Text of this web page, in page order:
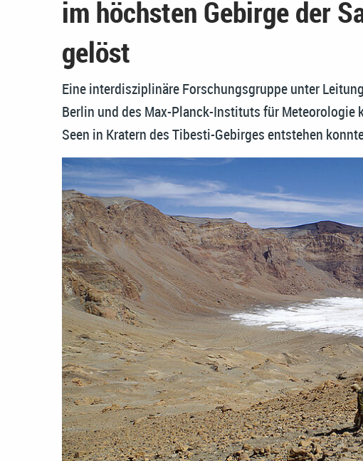
im höchsten Gebirge der
gelöst
Eine interdisziplinäre Forschungsgruppe unter
Berlin und des Max-Planck-Instituts für Meteorologie
Seen in Kratern des Tibesti-Gebirges entstehen